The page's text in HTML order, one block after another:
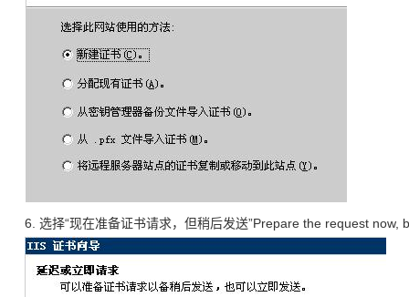
6. 选择“现在准备证书请求，但稍后发送”Prepare the request now,